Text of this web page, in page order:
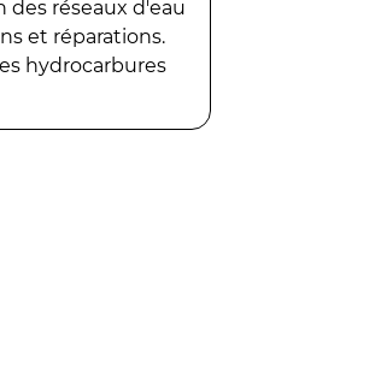
des réseaux d'eau
et réparations.
hydrocarbures